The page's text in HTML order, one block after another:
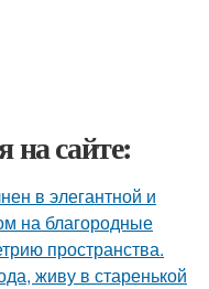
на сайте:
в элегантной и
на благородные
пространства.
живу в старенькой